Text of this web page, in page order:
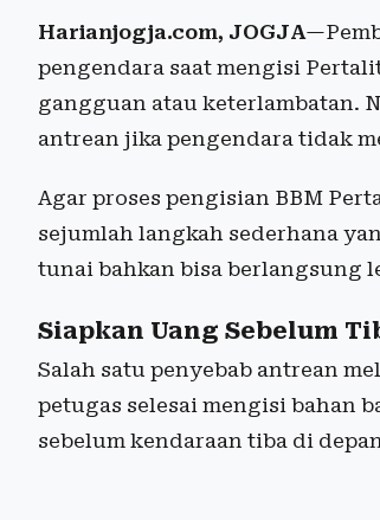
Harianjogja.com, JOGJA
pengendara saat mengisi
gangguan atau keterlambatan.
antrean jika pengendara tidak
Agar proses pengisian BBM
sejumlah langkah sederhana
tunai bahkan bisa berlangsung
Siapkan Uang Sebelum
Salah satu penyebab antrean
petugas selesai mengisi bahan
sebelum kendaraan tiba di